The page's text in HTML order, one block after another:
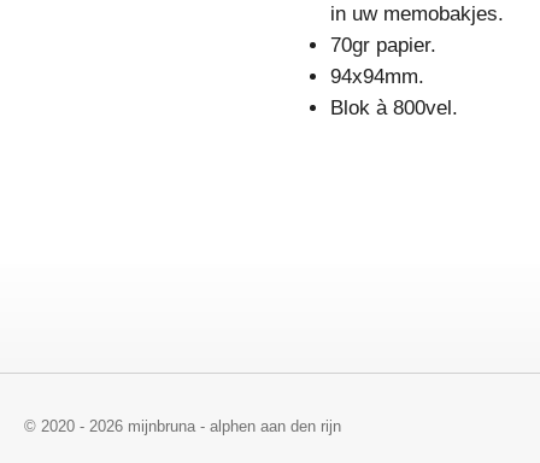
in uw memobakjes.
70gr papier.
94x94mm.
Blok à 800vel.
© 2020 - 2026 mijnbruna - alphen aan den rijn